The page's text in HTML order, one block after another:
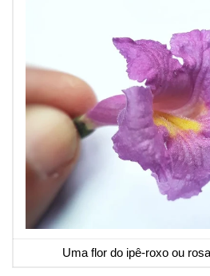
Uma flor do ipê-roxo ou